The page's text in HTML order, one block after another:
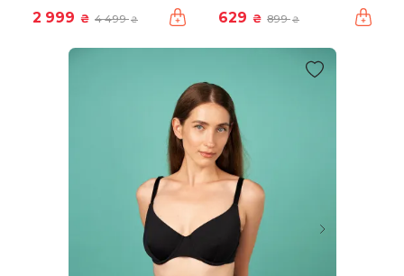
2 999 ₴ 4 499₴ 629 ₴ 899₴